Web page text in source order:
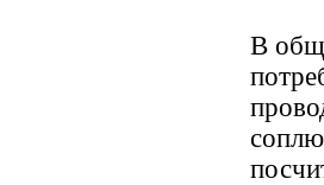
В